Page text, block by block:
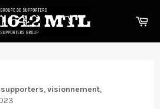
supporters,visionnement,